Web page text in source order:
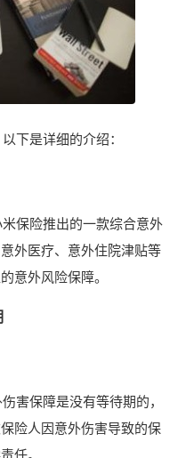
下是详细的介绍：
保险推出的一款综合意外
外医疗、意外住院津贴等
意外风险保障。
害保障是没有等待期的，
险人因意外伤害导致的保
任。